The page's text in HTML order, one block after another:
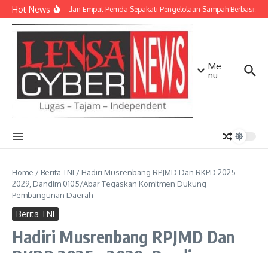
Lewati ke konten
Hot NewsTNI AD dan Empat Pemda Sepakati Pengelolaan Sampah Berbasis
Me
nu
Home / Berita TNI / Hadiri Musrenbang RPJMD Dan RKPD 2025 –
2029, Dandim 0105/Abar Tegaskan Komitmen Dukung
Pembangunan Daerah
Berita TNI
Hadiri Musrenbang RPJMD Dan